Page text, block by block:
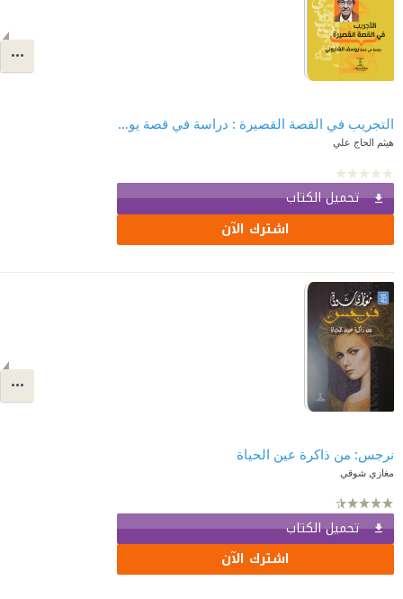
التجريب في القصة القصيرة : دراسة في قصة يوسف الشاروني
هيثم الحاج علي
تحميل الكتاب
اشترك الآن
نرجس: من ذاكرة عين الحياة
مغازي شوقي
تحميل الكتاب
اشترك الآن